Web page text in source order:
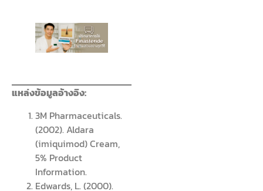
แหล่งข้อมูลอ้างอิง:
3M Pharmaceuticals.
(2002). Aldara
(imiquimod) Cream,
5% Product
Information.
Edwards, L. (2000).